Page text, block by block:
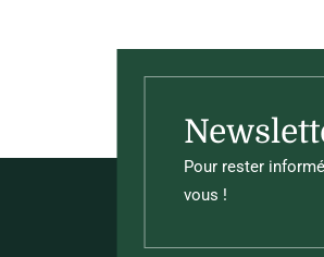
Pour rester
vous !